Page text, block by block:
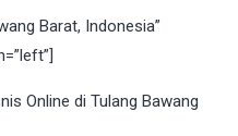
Barat, Indonesia”
Online di Tulang Bawang